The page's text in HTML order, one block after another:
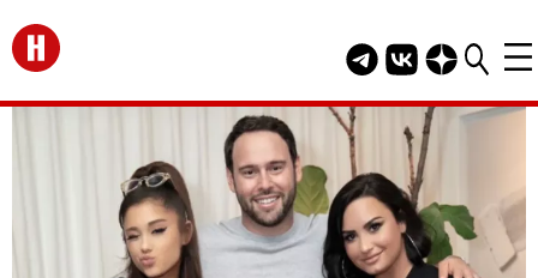
Перейти на главную
Telegram канал
Группа HELLO
Канал